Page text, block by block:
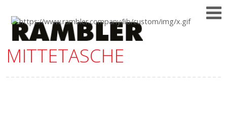
MITTETASCHE